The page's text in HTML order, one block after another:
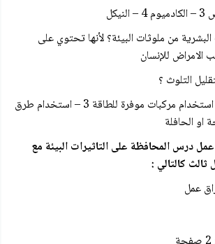
البشرية من ملوثات البيئة؟ لأنها تحتوي على
الامراض للإنسان
1 - اعادة التدوير 2 – استخدام مركبات موفرة للطاقة 3 – استخدام طرق
او الحافلة
درس المحافظة على التاثيرات البيئة مع
كالتالي :
عمل